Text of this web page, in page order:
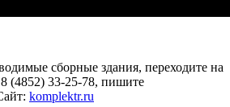
сборные здания, переходите на
(4852) 33-25-78, пишите
komplektr.ru